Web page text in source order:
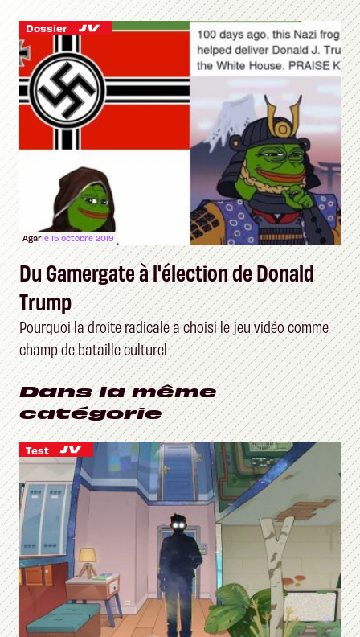
Dossier
Agarle 15 octobre 2019
Du Gamergate à l'élection de Donald
Trump
Pourquoi la droite radicale a choisi le jeu vidéo comme
champ de bataille culturel
Dans la même
catégorie
Test